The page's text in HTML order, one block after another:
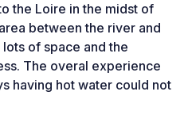
the Loire in the midst of
between the river and
of space and the
The overal experience
having hot water could not